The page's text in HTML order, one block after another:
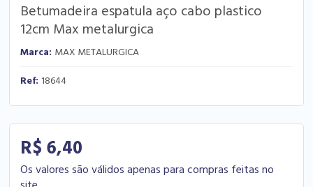
Betumadeira espatula aço cabo plastico
12cm Max metalurgica
Marca: MAX METALURGICA
Ref: 18644
R$ 6,40
Os valores são válidos apenas para compras feitas no